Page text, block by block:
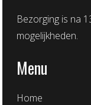
Bezorging is na
mogelijkheden.
Menu
Home